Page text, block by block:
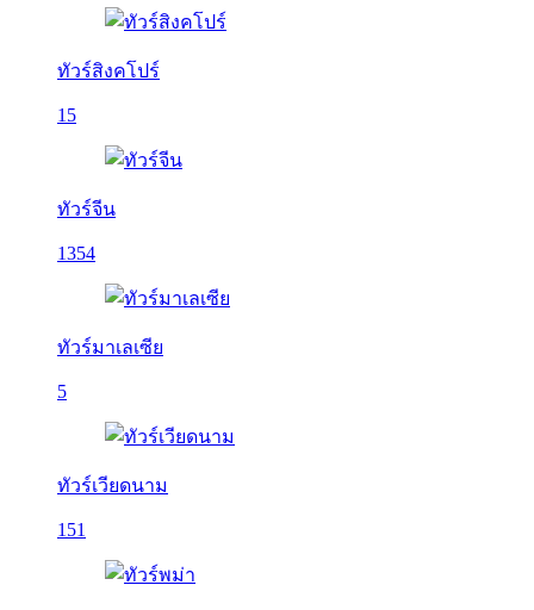
ทัวร์สิงคโปร์
15
ทัวร์จีน
1354
ทัวร์มาเลเซีย
5
ทัวร์เวียดนาม
151